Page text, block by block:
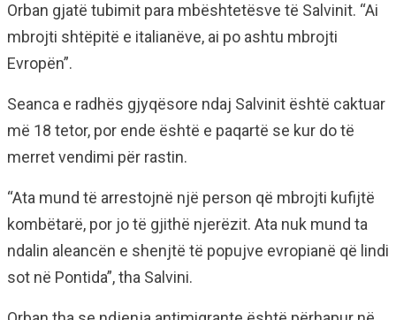
Orban gjatë tubimit para mbështetësve të Salvinit. “Ai
mbrojti shtëpitë e italianëve, ai po ashtu mbrojti
Evropën”.
Seanca e radhës gjyqësore ndaj Salvinit është caktuar
më 18 tetor, por ende është e paqartë se kur do të
merret vendimi për rastin.
“Ata mund të arrestojnë një person që mbrojti kufijtë
kombëtarë, por jo të gjithë njerëzit. Ata nuk mund ta
ndalin aleancën e shenjtë të popujve evropianë që lindi
sot në Pontida”, tha Salvini.